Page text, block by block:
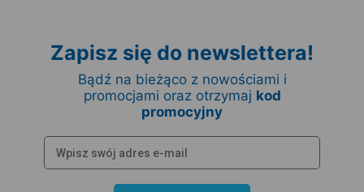
Zapisz się do newslettera!
Bądź na bieżąco z nowościami i
promocjami oraz otrzymaj kod
promocyjny